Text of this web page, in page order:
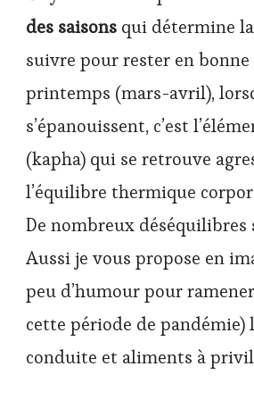
printemps
des saisons qui détermine
suivre pour rester en bonne
printemps (mars-avril),
s’épanouissent, c’est
(kapha) qui se retrouve
l’équilibre thermique
De nombreux
Aussi je vous propose en
peu d’humour pour
cette période de pandémie)
conduite et aliments à